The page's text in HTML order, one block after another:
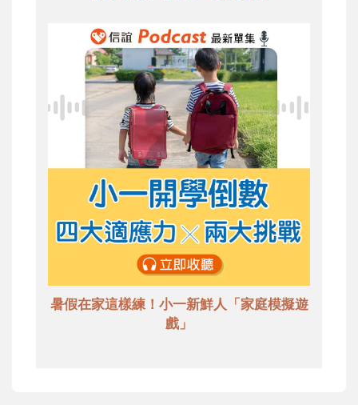
暑假在家這樣練！小一新鮮人「家庭模擬遊
戲」